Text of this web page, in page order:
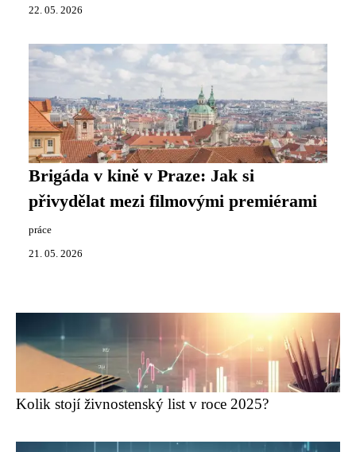
22. 05. 2026
Brigáda v kině v Praze: Jak si
přivydělat mezi filmovými premiérami
práce
21. 05. 2026
Kolik stojí živnostenský list v roce 2025?